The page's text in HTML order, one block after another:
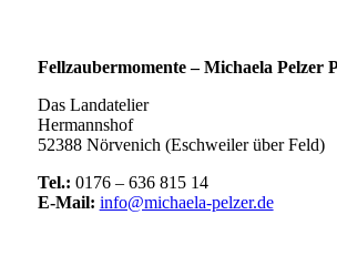
Fellzaubermomente –Michaela Pelzer
Das Landatelier
Hermannshof
52388 Nörvenich (Eschweiler über Feld)
Tel.: 0176 – 636 815 14
E-Mail: info@michaela-pelzer.de